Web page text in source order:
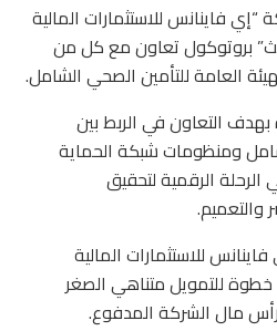
فاينانس للاستثمارات المالية
بروتوكول تعاون مع كل من
العامة للتأمين الصحي الشامل.
التعاون في الربط بين
ومنظومات شبكة الحماية
الرحلة الرقمية لتحقيق
للاستثمارات المالية
للتمويل متناهي الصغر